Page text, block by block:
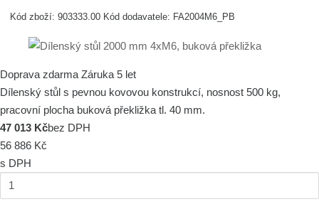
Kód zboží:903333.00 Kód dodavatele: FA2004M6_PB
Doprava zdarma Záruka 5 let
Dílenský stůl s pevnou kovovou konstrukcí, nosnost 500 kg,
pracovní plocha buková překližka tl. 40 mm.
47 013 Kčbez DPH
56 886 Kč
s DPH